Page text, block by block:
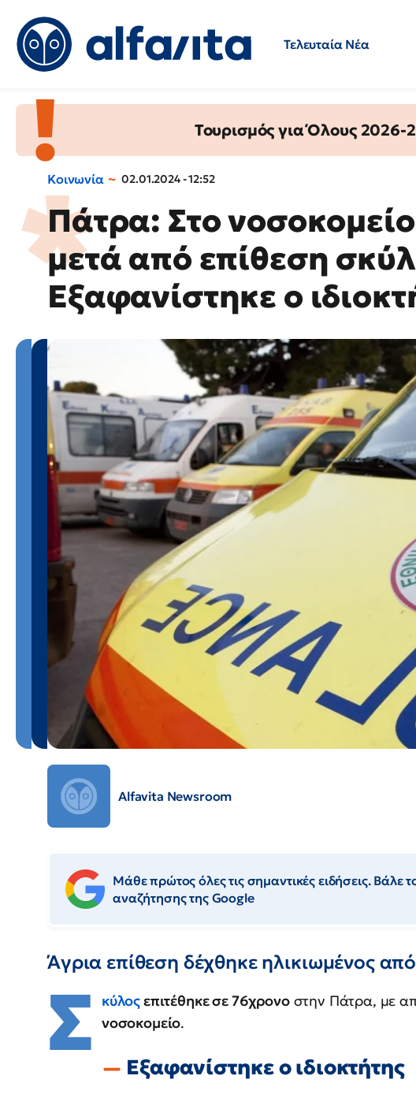
Τελευταία Νέα
Τουρισμός για Όλους
Κοινωνία 02.01.2024 - 12:52
Πάτρα: Στο
μετά από επίθεση
Εξαφανίστηκε ο
Alfavita Newsroom
Μάθε πρώτος όλες τις σημαντικές ειδήσεις.
αναζήτησης της Google
Άγρια επίθεση δέχθηκε ηλικιωμένος
Σ κύλοςεπιτέθηκε σε 76χρονοστην Πάτρα, με
νοσοκομείο.
Εξαφανίστηκε ο ιδιοκτήτης